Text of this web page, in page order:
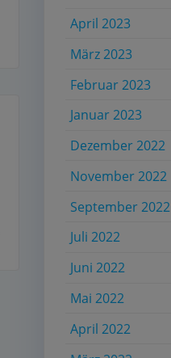
April 2023
März 2023
Februar 2023
Januar 2023
Dezember 2022
November 2022
September 2022
Juli 2022
Juni 2022
Mai 2022
April 2022